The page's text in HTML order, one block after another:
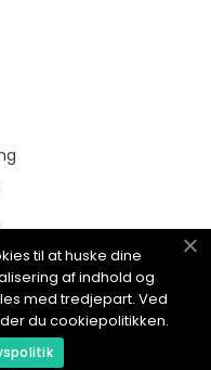
til at huske dine
af indhold og
med tredjepart. Ved
du cookiepolitikken.